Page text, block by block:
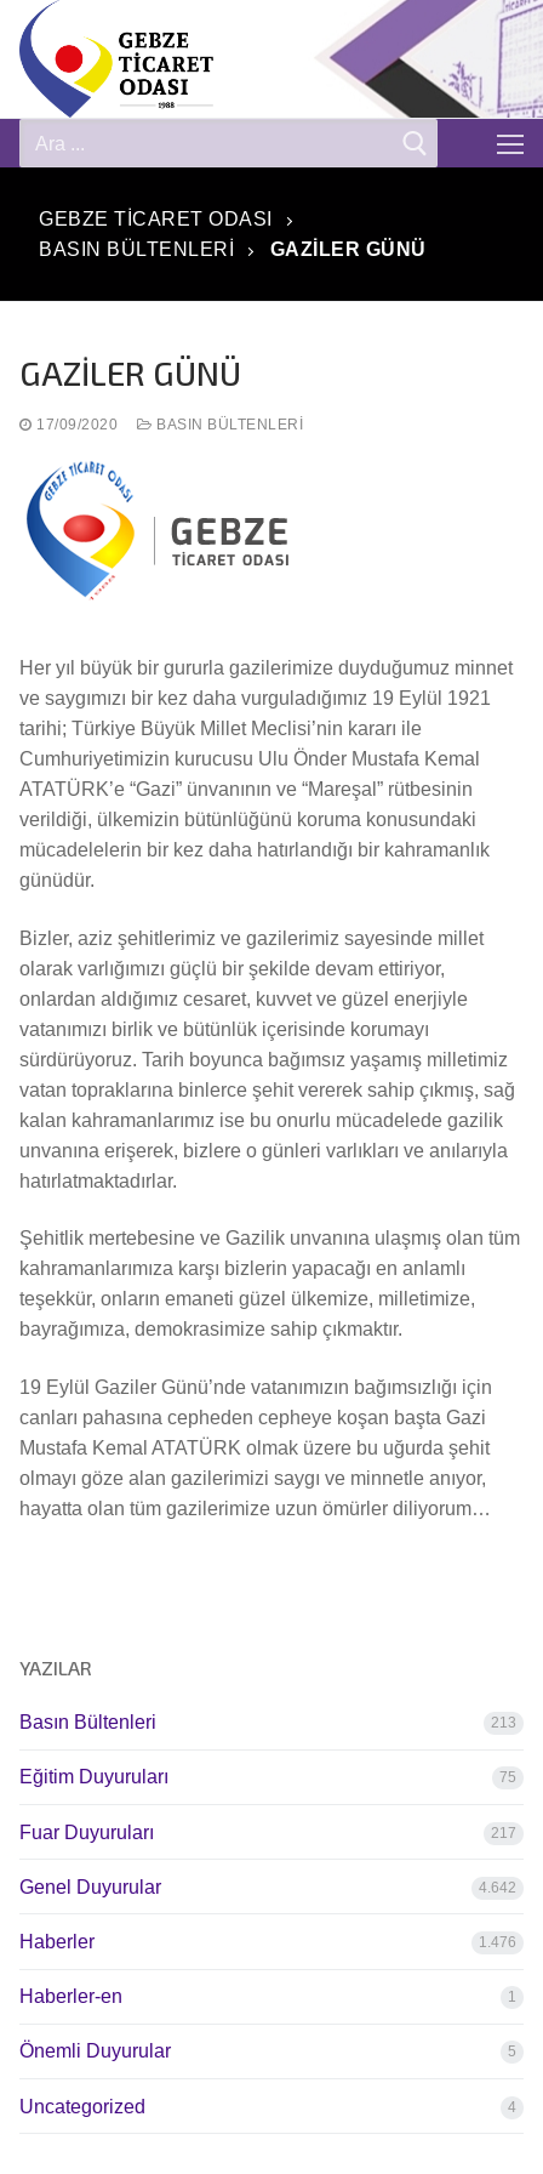
GEBZE TICARET ODASI
BASIN BÜLTENLERI
GAZİLER GÜNÜ
GAZİLER GÜNÜ
17/09/2020 BASIN BÜLTENLERI
Her yıl büyük bir gururla gazilerimize duyduğumuz minnet
ve saygımızı bir kez daha vurguladığımız 19 Eylül 1921
tarihi; Türkiye Büyük Millet Meclisi’nin kararı ile
Cumhuriyetimizin kurucusu Ulu Önder Mustafa Kemal
ATATÜRK’e “Gazi” ünvanının ve “Mareşal” rütbesinin
verildiği, ülkemizin bütünlüğünü koruma konusundaki
mücadelelerin bir kez daha hatırlandığı bir kahramanlık
günüdür.
Bizler, aziz şehitlerimiz ve gazilerimiz sayesinde millet
olarak varlığımızı güçlü bir şekilde devam ettiriyor,
onlardan aldığımız cesaret, kuvvet ve güzel enerjiyle
vatanımızı birlik ve bütünlük içerisinde korumayı
sürdürüyoruz. Tarih boyunca bağımsız yaşamış milletimiz
vatan topraklarına binlerce şehit vererek sahip çıkmış, sağ
kalan kahramanlarımız ise bu onurlu mücadelede gazilik
unvanına erişerek, bizlere o günleri varlıkları ve anılarıyla
hatırlatmaktadırlar.
Şehitlik mertebesine ve Gazilik unvanına ulaşmış olan tüm
kahramanlarımıza karşı bizlerin yapacağı en anlamlı
teşekkür, onların emaneti güzel ülkemize, milletimize,
bayrağımıza, demokrasimize sahip çıkmaktır.
19 Eylül Gaziler Günü’nde vatanımızın bağımsızlığı için
canları pahasına cepheden cepheye koşan başta Gazi
Mustafa Kemal ATATÜRK olmak üzere bu uğurda şehit
olmayı göze alan gazilerimizi saygı ve minnetle anıyor,
hayatta olan tüm gazilerimize uzun ömürler diliyorum…
YAZILAR
Basın Bültenleri 213
Eğitim Duyuruları 75
Fuar Duyuruları 217
Genel Duyurular 4.642
Haberler 1.476
Haberler-en 1
Önemli Duyurular 5
Uncategorized 4